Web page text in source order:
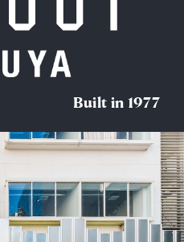
Built in 1977
News
Company
Career/Recruit
Movies
SDGs